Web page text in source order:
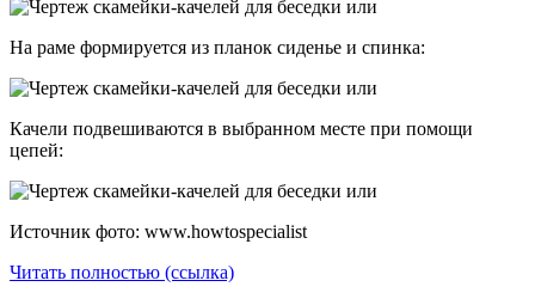
На раме формируется из планок сиденье и спинка:
Качели подвешиваются в выбранном месте при помощи
цепей:
Источник фото: www.howtospecialist
Читать полностью (ссылка)